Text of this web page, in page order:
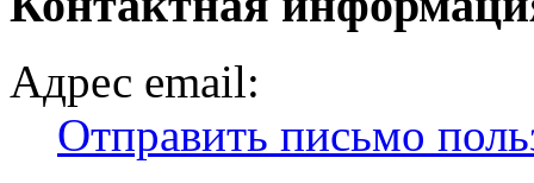
Адрес email:
Отправить письмо